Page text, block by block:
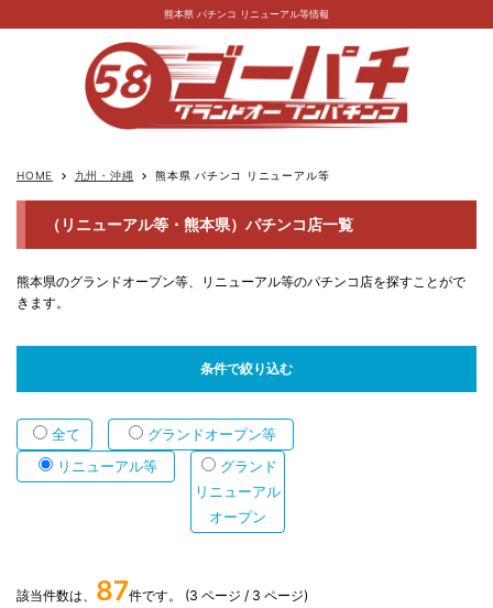
熊本県 パチンコ リニューアル等情報
HOME keyboard_arrow_right 九州・沖縄 keyboard_arrow_right 熊本県 パチンコ リニューアル等
（リニューアル等・熊本県）パチンコ店一覧
熊本県のグランドオープン等、リニューアル等のパチンコ店を探すことがで
きます。
条件で絞り込む
全て
グランドオープン等
リニューアル等
グランド
リニューアル
オープン
該当件数は、 87件です。 (3 ページ / 3 ページ)